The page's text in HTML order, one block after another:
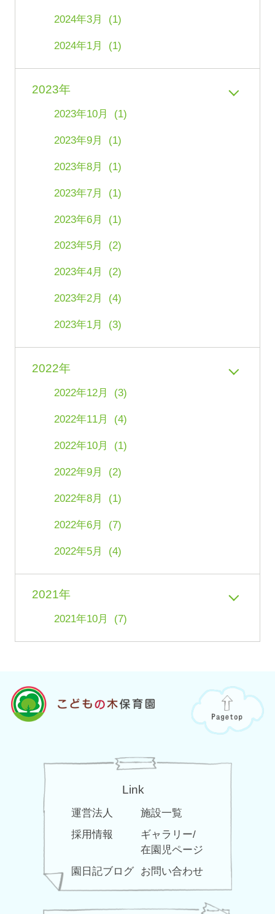
2024年3月 (1)
2024年1月 (1)
2023年
2023年10月 (1)
2023年9月 (1)
2023年8月 (1)
2023年7月 (1)
2023年6月 (1)
2023年5月 (2)
2023年4月 (2)
2023年2月 (4)
2023年1月 (3)
2022年
2022年12月 (3)
2022年11月 (4)
2022年10月 (1)
2022年9月 (2)
2022年8月 (1)
2022年6月 (7)
2022年5月 (4)
2021年
2021年10月 (7)
Link
運営法人
施設一覧
採用情報
ギャラリー/
在園児ページ
園日記ブログ
お問い合わせ